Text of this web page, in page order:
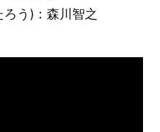
う)：森川智之